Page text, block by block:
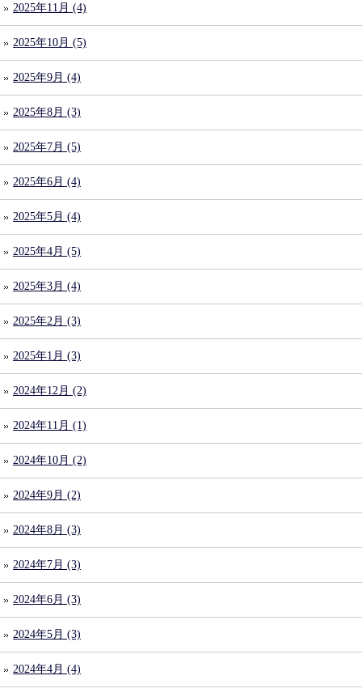
2025年11月 (4)
2025年10月 (5)
2025年9月 (4)
2025年8月 (3)
2025年7月 (5)
2025年6月 (4)
2025年5月 (4)
2025年4月 (5)
2025年3月 (4)
2025年2月 (3)
2025年1月 (3)
2024年12月 (2)
2024年11月 (1)
2024年10月 (2)
2024年9月 (2)
2024年8月 (3)
2024年7月 (3)
2024年6月 (3)
2024年5月 (3)
2024年4月 (4)